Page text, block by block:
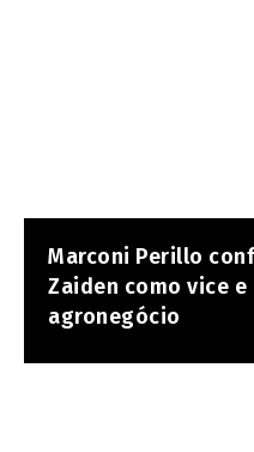
Marconi Perillo
Zaiden como vice
agronegócio